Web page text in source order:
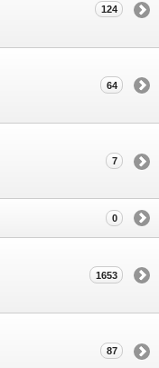
124
64
7
0
1653
87